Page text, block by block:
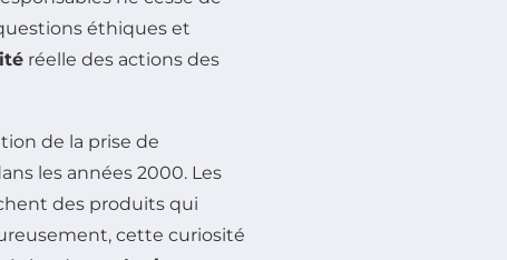
éthiques et
réelle des actions des
de la prise de
les années 2000. Les
des produits qui
cette curiosité